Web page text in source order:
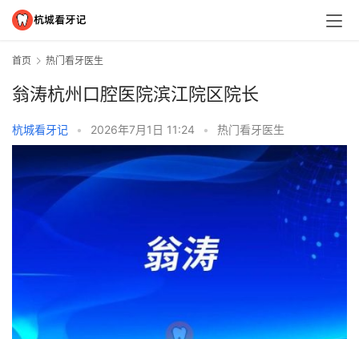
首页 热门看牙医生
翁涛杭州口腔医院滨江院区院长
杭城看牙记 • 2026年7月1日 11:24 • 热门看牙医生